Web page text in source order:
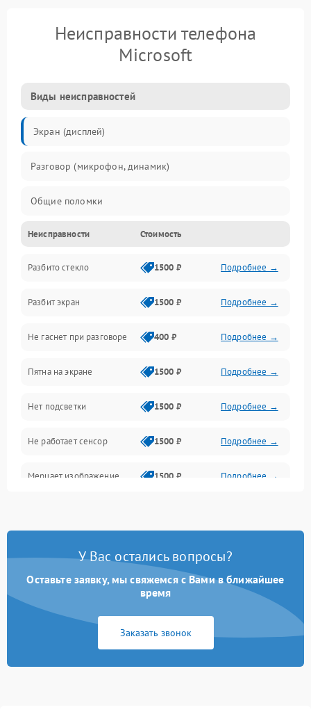
Неисправности телефона
Microsoft
Виды неисправностей
Экран (дисплей)
Разговор (микрофон, динамик)
Общие поломки
Проблемы связи
Камеры
Проблемы с дисплеем и сенсором
Зарядка
Проблемы с питанием, зарядкой и аккумулятором
Проблемы с работой системы, корпусом и другие
Неисправности Стоимость
Разбито стекло 1500 ₽ Подробнее →
Разбит экран 1500 ₽ Подробнее →
Не гаснет при разговоре 400 ₽ Подробнее →
Пятна на экране 1500 ₽ Подробнее →
Нет подсветки 1500 ₽ Подробнее →
Не работает сенсор 1500 ₽ Подробнее →
Мерцает изображение 1500 ₽ Подробнее →
У Вас остались вопросы?
Оставьте заявку, мы свяжемся с Вами в ближайшее
время
Заказать звонок